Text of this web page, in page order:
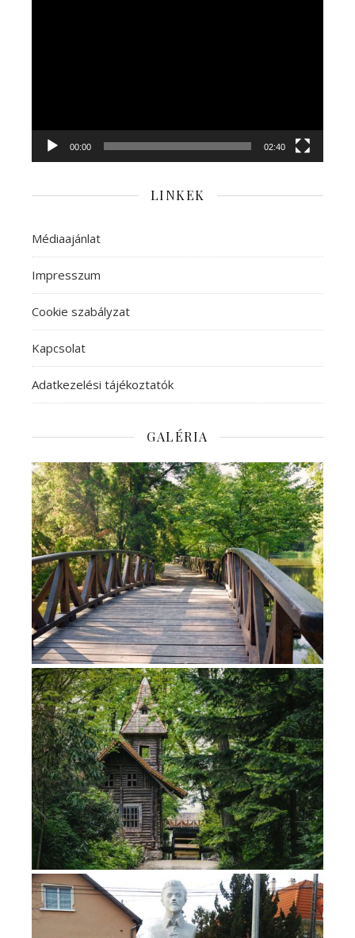
00:00 02:40
LINKEK
Médiaajánlat
Impresszum
Cookie szabályzat
Kapcsolat
Adatkezelési tájékoztatók
GALÉRIA